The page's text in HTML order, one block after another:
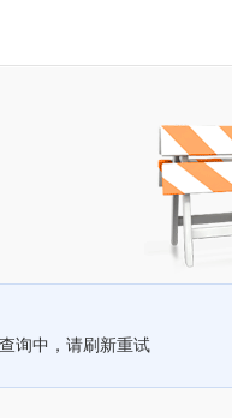
询中，请刷新重试